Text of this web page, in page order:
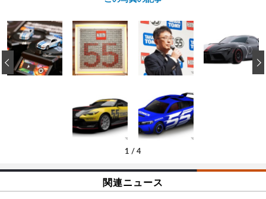
1 / 4
‹
関連ニュース